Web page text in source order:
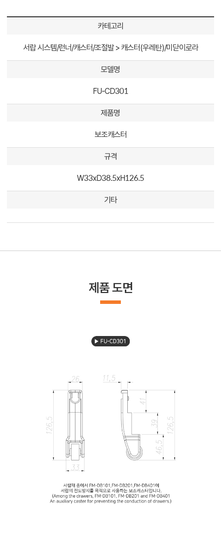
카테고리
서랍 시스템/런너/캐스터/조절발 > 캐스터(우레탄)/미닫이로라
모델명
FU-CD301
제품명
보조캐스터
규격
W33xD38.5xH126.5
기타
제품 도면